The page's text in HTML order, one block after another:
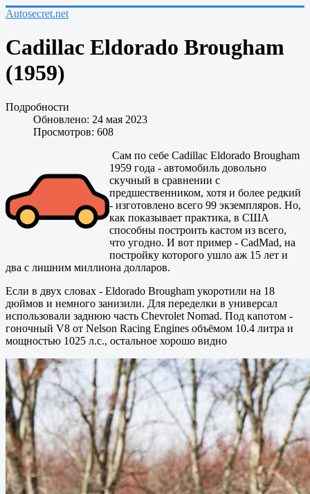
Autosecret.net
Cadillac Eldorado Brougham
(1959)
Подробности
Обновлено: 24 мая 2023
Просмотров: 608
Сам по себе Cadillac Eldorado Brougham
1959 года - автомобиль довольно
скучный в сравнении с
предшественником, хотя и более редкий
- изготовлено всего 99 экземпляров. Но,
как показывает практика, в США
способны построить кастом из всего,
что угодно. И вот пример - CadMad, на
постройку которого ушло аж 15 лет и
два с лишним миллиона долларов.
Если в двух словах - Eldorado Brougham укоротили на 18
дюймов и немного занизили. Для переделки в универсал
использовали заднюю часть Chevrolet Nomad. Под капотом -
гоночный V8 от Nelson Racing Engines объёмом 10.4 литра и
мощностью 1025 л.с., остальное хорошо видно